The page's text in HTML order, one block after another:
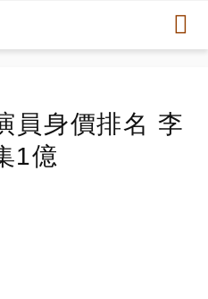
員身價排名 李
1億